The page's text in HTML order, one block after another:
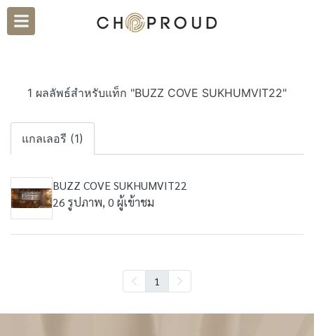
1 ผลลัพธ์สำหรับแท็ก "BUZZ COVE SUKHUMVIT22"
แกลเลอรี (1)
BUZZ COVE SUKHUMVIT22
26 รูปภาพ, 0 ผู้เข้าชม
1